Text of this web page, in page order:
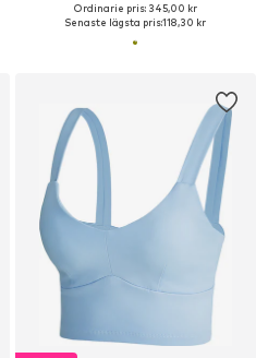
Ordinarie pris: 345,00 kr
Senaste lägsta pris:118,30 kr